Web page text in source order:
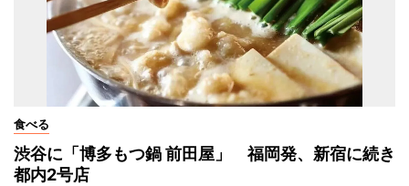
食べる
渋谷に「博多もつ鍋 前田屋」 福岡発、新宿に続き
都内2号店